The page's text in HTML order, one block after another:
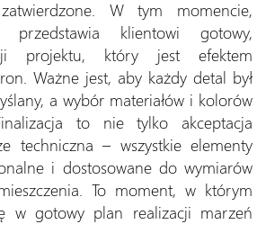
W tym momencie,
przedstawia klientowi gotowy,
projektu, który jest efektem
Ważne jest, aby każdy detal był
a wybór materiałów i kolorów
to nie tylko akceptacja
techniczna – wszystkie elementy
i dostosowane do wymiarów
To moment, w którym
w gotowy plan realizacji marzeń